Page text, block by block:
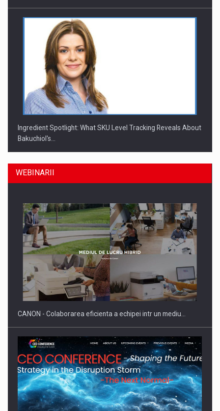
Ingredient Spotlight: What SKU Level Tracking Reveals About
Bakuchiol's…
Producatorii si comerciantii care nu se supun noilor
reglementari…
WEBINARII
CANON - Colaborarea eficienta a echipei intr un mediu…